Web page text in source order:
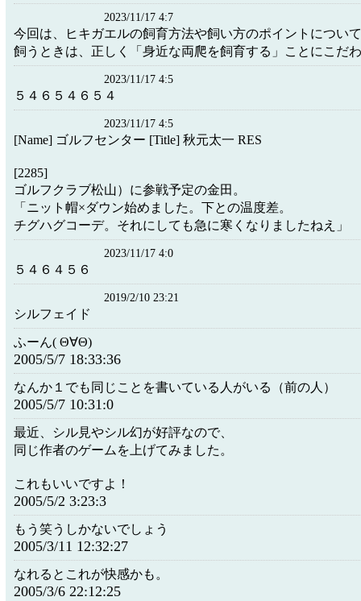
2023/11/17 4:7
今回は、ヒキガエルの飼育方法や飼い方のポイントについ
飼うときは、正しく「身近な両爬を飼育する」ことにこだ
2023/11/17 4:5
５４６５４６５４
2023/11/17 4:5
[Name] ゴルフセンター [Title] 秋元太一 RES
[2285]
ゴルフクラブ松山）に参戦予定の金田。
「ニット帽×ダウン始めました。下との温度差。
チグハグコーデ。それにしても急に寒くなりましたねえ」
2023/11/17 4:0
５４６４５６
2019/2/10 23:21
シルフェイド
ふーん( Θ∀Θ)
2005/5/7 18:33:36
なんか１でも同じことを書いている人がいる（前の人）
2005/5/7 10:31:0
最近、シル見やシル幻が好評なので、
同じ作者のゲームを上げてみました。
これもいいですよ！
2005/5/2 3:23:3
もう笑うしかないでしょう
2005/3/11 12:32:27
なれるとこれが快感かも。
2005/3/6 22:12:25